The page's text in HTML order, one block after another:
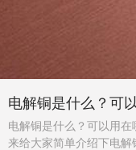
电解铜是什么？可
电解铜是什么？可以用
来给大家简单介绍下电解